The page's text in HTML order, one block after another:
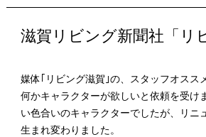
滋賀リビング新聞社「リ
媒体｢リビング滋賀｣の、スタッフオスス
何かキャラクターが欲しいと依頼を受け
い色合いのキャラクターでしたが、リニ
生まれ変わりました。